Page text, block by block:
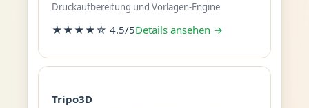
Druckaufbereitung und Vorlagen-Engine
★★★★☆ 4.5/5Details ansehen →
Tripo3D